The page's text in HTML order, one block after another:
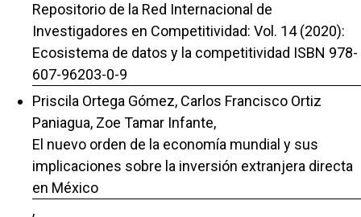
Repositorio de la Red Internacional de
Investigadores en Competitividad: Vol. 14 (2020):
Ecosistema de datos y la competitividad ISBN 978-
607-96203-0-9
Priscila Ortega Gómez, Carlos Francisco Ortiz
Paniagua, Zoe Tamar Infante,
El nuevo orden de la economía mundial y sus
implicaciones sobre la inversión extranjera directa
en México
,